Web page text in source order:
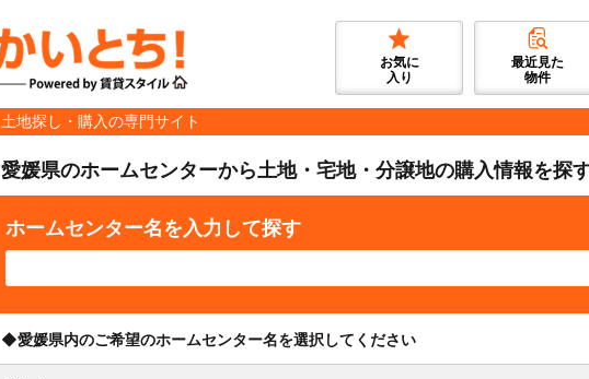
お気に
入り
最近見た
物件
土地探し・購入の専門サイト
愛媛県のホームセンターから土地・宅地・分譲地の購入情報を探
ホームセンター名を入力して探す
◆愛媛県内のご希望のホームセンター名を選択してください